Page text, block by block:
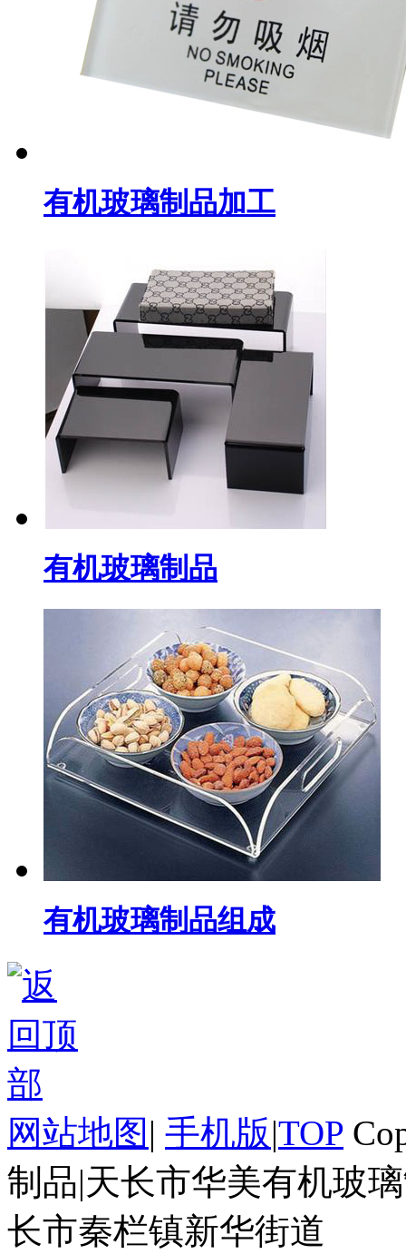
有机玻璃制品加工
有机玻璃制品
有机玻璃制品组成
网站地图 | 手机版|TOP
制品|天长市华美有机玻
长市秦栏镇新华街道